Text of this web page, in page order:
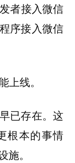
者接入微信
序接入微信
线。
已存在。这
根本的事情
。